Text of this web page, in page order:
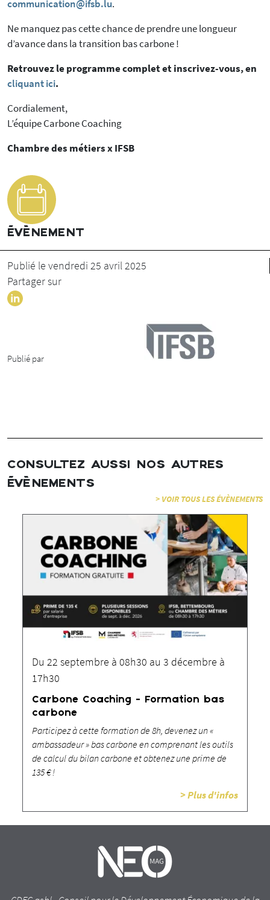
communication@ifsb.lu.
Ne manquez pas cette chance de prendre une longueur
d’avance dans la transition bas carbone !
Retrouvez le programme complet et inscrivez-vous, en
cliquant ici.
Cordialement,
L’équipe Carbone Coaching
Chambre des métiers x IFSB
ÉVÈNEMENT
Publié le vendredi 25 avril 2025
Partager sur
Publié par
CONSULTEZ AUSSI NOS AUTRES
ÉVÈNEMENTS
> VOIR TOUS LES ÉVÈNEMENTS
Du 22 septembre à 08h30 au 3 décembre à
17h30
Carbone Coaching - Formation bas
carbone
Participez à cette formation de 8h, devenez un «
ambassadeur » bas carbone en comprenant les outils
de calcul du bilan carbone et obtenez une prime de
135 € !
> Plus d'infos